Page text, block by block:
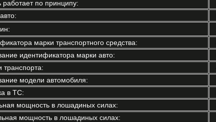
работает по принципу:
марки транспортного средства:
идентификатора марки авто:
транспорта:
модели автомобиля:
в ТС:
мощность в лошадиных силах:
мощность в лошадиных силах: